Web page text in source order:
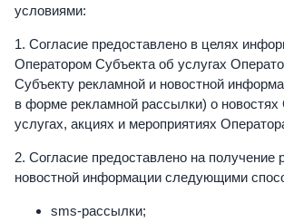
условиями:
1. Согласие предоставлено в целях
Оператором Субъекта об услугах
Субъекту рекламной и новостной
в форме рекламной рассылки) о новостях
услугах, акциях и мероприятиях
2. Согласие предоставлено на получение
новостной информации следующими
sms-рассылки;